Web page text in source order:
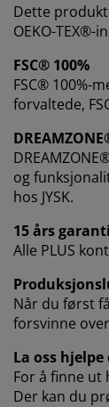
Dette
OEKO-
FSC® 100%
FSC® 100%-
forvaltede,
og
hos JYSK.
15 års garanti
Alle PLUS
Når du først
forsvinne
La oss
For å finne ut
Der kan du